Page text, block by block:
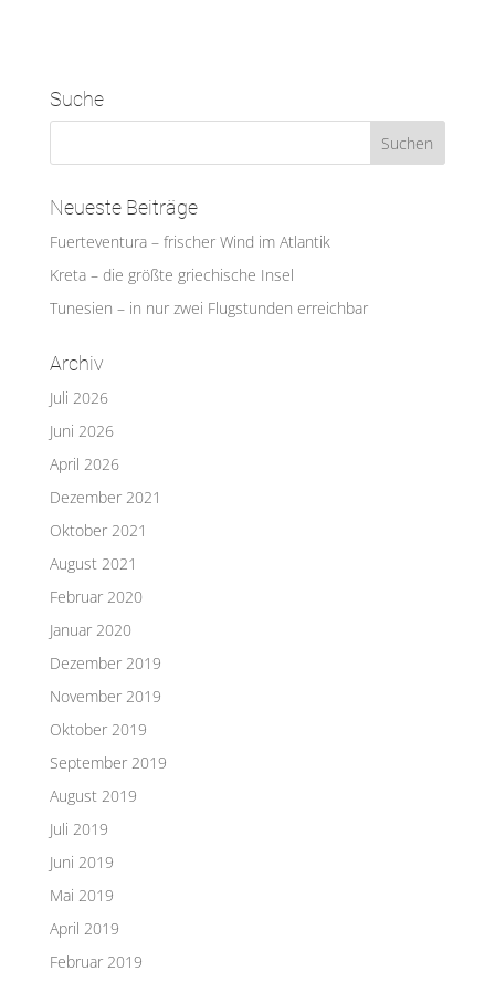
Suche
Neueste Beiträge
Fuerteventura – frischer Wind im Atlantik
Kreta – die größte griechische Insel
Tunesien – in nur zwei Flugstunden erreichbar
Archiv
Juli 2026
Juni 2026
April 2026
Dezember 2021
Oktober 2021
August 2021
Februar 2020
Januar 2020
Dezember 2019
November 2019
Oktober 2019
September 2019
August 2019
Juli 2019
Juni 2019
Mai 2019
April 2019
Februar 2019